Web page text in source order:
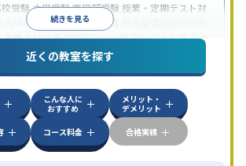
続きを見る
校受験大学受験医学部受験 授業・定期テスト対
内申点対策学習習慣の定着
推薦入試対策学校別特化対策国公立大対策私大
共通テスト対策英検(英語検定)対策
その
一貫校生に対応授業の振替可能 不登校生に対
学習にPC・タブレットを利用オンライン対応
から受講可能季節講習のみの受講可発達障害
どもに対応
近くの教室を探す
こんな人に
おすすめ
メリット・
デメリット
コース料金 合格実績